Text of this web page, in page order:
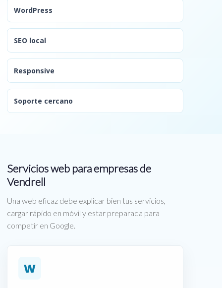
WordPress
SEO local
Responsive
Soporte cercano
Servicios web para empresas de
Vendrell
Una web eficaz debe explicar bien tus servicios,
cargar rápido en móvil y estar preparada para
competir en Google.
W